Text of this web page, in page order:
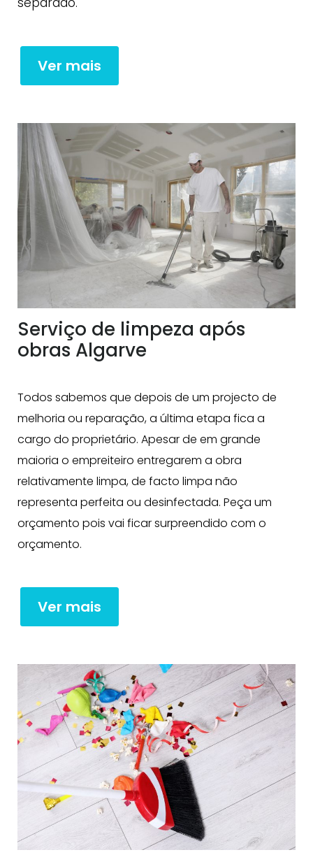
Ver mais
Serviço de limpeza após
obras Algarve
Todos sabemos que depois de um projecto de
melhoria ou reparação, a última etapa fica a
cargo do proprietário. Apesar de em grande
maioria o empreiteiro entregarem a obra
relativamente limpa, de facto limpa não
representa perfeita ou desinfectada. Peça um
orçamento pois vai ficar surpreendido com o
orçamento.
Ver mais